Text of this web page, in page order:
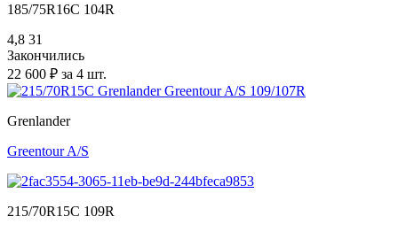
185/75R16C 104R
4,8 31
Закончились
22 600 ₽ за 4 шт.
Grenlander
Greentour A/S
215/70R15C 109R